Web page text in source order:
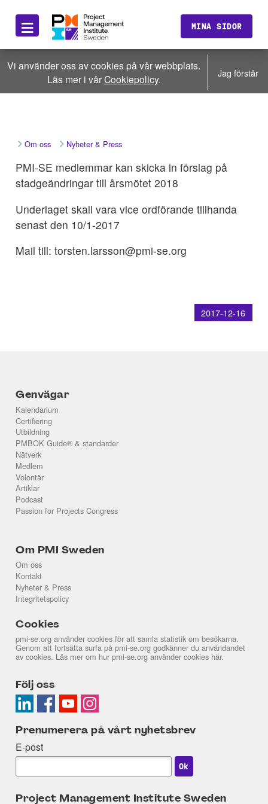
≡ MINA SIDOR
Vi använder oss av cookies på vår webbplats.
Läs mer i vårCookiepolicy. Jag förstår
Om oss Nyheter & Press
PMI-SE medlemmar kan skicka in förslag på
stadgeändringar till årsmötet 2018
Underlaget skall vara vice ordförande tillhanda
senast den 10/1-2017
Mail till: torsten.larsson@pmi-se.org
2017-12-16
Genvägar
Kalendarium
Certifiering
Utbildning
PMBOK Guide® & standarder
Nätverk
Medlem
Volontär
Artiklar
Podcast
Passion for Projects Congress
Om PMI Sweden
Om oss
Kontakt
Nyheter & Press
Integritetspolicy
Cookies
pmi-se.org använder cookies för att samla statistik om besökarna.
Genom att fortsätta surfa på pmi-se.org godkänner du användandet
av cookies. Läs mer om hur pmi-se.org använder cookies här.
Följ oss
Prenumerera på vårt nyhetsbrev
E-post
Project Management Institute Sweden